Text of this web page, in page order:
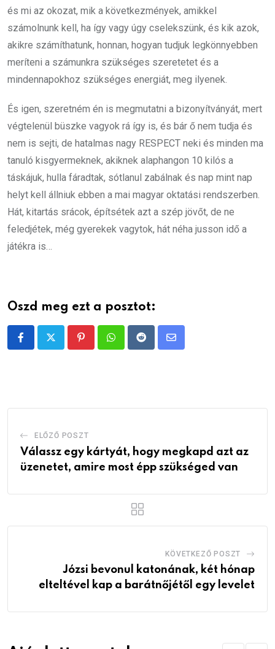
és mi az okozat, mik a következmények, amikkel
számolnunk kell, ha így vagy úgy cselekszünk, és kik azok,
akikre számíthatunk, honnan, hogyan tudjuk legkönnyebben
meríteni a számunkra szükséges szeretetet és a
mindennapokhoz szükséges energiát, meg ilyenek.
És igen, szeretném én is megmutatni a bizonyítványát, mert
végtelenül büszke vagyok rá így is, és bár ő nem tudja és
nem is sejti, de hatalmas nagy RESPECT neki és minden ma
tanuló kisgyermeknek, akiknek alaphangon 10 kilós a
táskájuk, hulla fáradtak, sótlanul zabálnak és nap mint nap
helyt kell állniuk ebben a mai magyar oktatási rendszerben.
Hát, kitartás srácok, építsétek azt a szép jövőt, de ne
feledjétek, még gyerekek vagytok, hát néha jusson idő a
játékra is…
Oszd meg ezt a posztot:
PinterestWhatsappRedditShare
ELŐZŐ POSZT
Válassz egy kártyát, hogy megkapd azt az
üzenetet, amire most épp szükséged van
KÖVETKEZŐ POSZT
Józsi bevonul katonának, két hónap
elteltével kap a barátnőjétől egy levelet